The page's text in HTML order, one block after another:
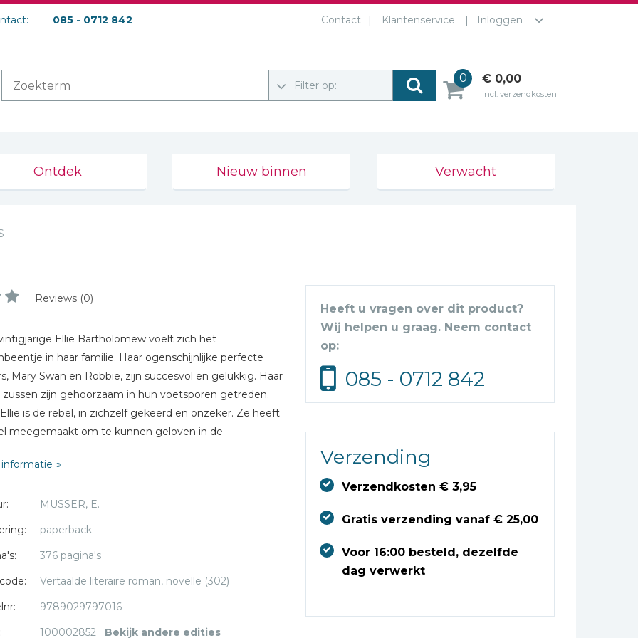
085 - 0712 842 Contact Klantenservice Inloggen
Filter op:
0 € 0,00
incl. verzendkosten
Ontdek Nieuw binnen Verwacht
Reviews (0)
Ellie Bartholomew voelt zich het
in haar familie. Haar ogenschijnlijke perfecte
Mary Swan en Robbie, zijn succesvol en gelukkig. Haar
zussen zijn gehoorzaam in hun voetsporen getreden.
is de rebel, in zichzelf gekeerd en onzeker. Ze heeft
meegemaakt om te kunnen geloven in de
ontsierd door een litteken - het gevolg van een
- net hersteld van borstkanker - vraagt Ellie mee te
die 'de Schuilplaats' heet. Met tegenzin stemt Ellie
Mary Swan echter te ziek wordt om te kunnen reizen,
moeder en dochter. Dan beseft Ellie dat ook haar
MUSSER, E.
paperback
376 pagina's
Vertaalde literaire roman, novelle (302)
9789029797016
100002852 Bekijk andere edities
Heeft u vragen over dit product?
Wij helpen u graag. Neem contact
op:
085 - 0712 842
Verzending
Verzendkosten € 3,95
Gratis verzending vanaf € 25,00
Voor 16:00 besteld, dezelfde
dag verwerkt